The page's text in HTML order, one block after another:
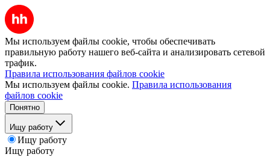
Мы используем файлы cookie, чтобы обеспечивать
правильную работу нашего веб-сайта и анализировать сетевой
трафик.
Правила использования файлов cookie
Мы используем файлы cookie. Правила использования
файлов cookie
Понятно
Ищу работу
Ищу работу
Ищу работу